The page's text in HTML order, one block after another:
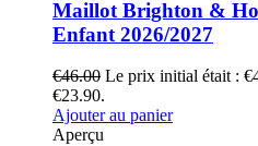
Maillot Brighton &
Enfant 2026/2027
€46.00 Le prix initial était :
€23.90.
Ajouter au panier
Aperçu